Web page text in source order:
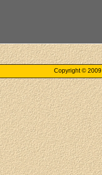
Copyright © 2009